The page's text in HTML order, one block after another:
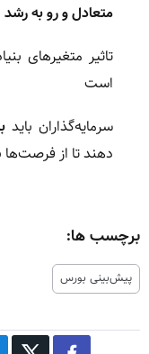
متعادل و رو به رشد
تاثیر متغیرهای
است
سرمایه‌گذاران باید
دهند تا از فرصت‌ها
برچسب ها:
پیش‌بینی بورس